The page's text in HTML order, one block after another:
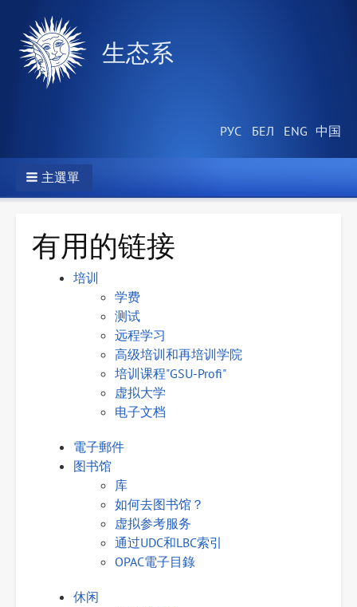
生态系
主選單
有用的链接
培训
学费
测试
远程学习
高级培训和再培训学院
培训课程"GSU-Profi"
虚拟大学
电子文档
電子郵件
图书馆
库
如何去图书馆？
虚拟参考服务
通过UDC和LBC索引
OPAC電子目錄
休闲